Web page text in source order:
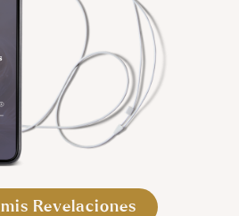
Revelaciones